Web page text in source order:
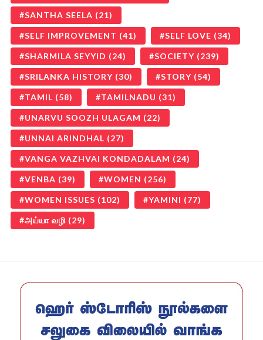
SANTHA SEELA (21)
SELF IMPROVEMENT (41) SELF LOVE (34)
SHARMILA SEYYID (24) SOCIETY (239)
SRILANKA HISTORY (30) STORY (54)
TAMIL (58) TAMILNADU (31)
UNARVU SOOZH ULAGAM (22)
UNNAI ARINDHAL (27)
VANGA VAZHVAI KONDADALAM (24)
VENBA (39) WOMEN (256)
WOMEN ISSUES (102) YAMINI (77)
அய்யா வழி (29)